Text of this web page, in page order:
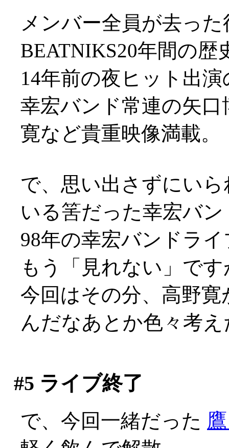
メンバー全員が去っ
BEATNIKS20年間の歴
14年前の夜ヒット出
幸宏バンド常連の矢口
寛など貴重映像満載。
で、思い出さずにい
いる筈だった幸宏バ
98年の幸宏バンドラ
もう「見れない」です
今回はその分、高野
んだなあとか色々考
#5 ライブ終了
で、今回一緒だった